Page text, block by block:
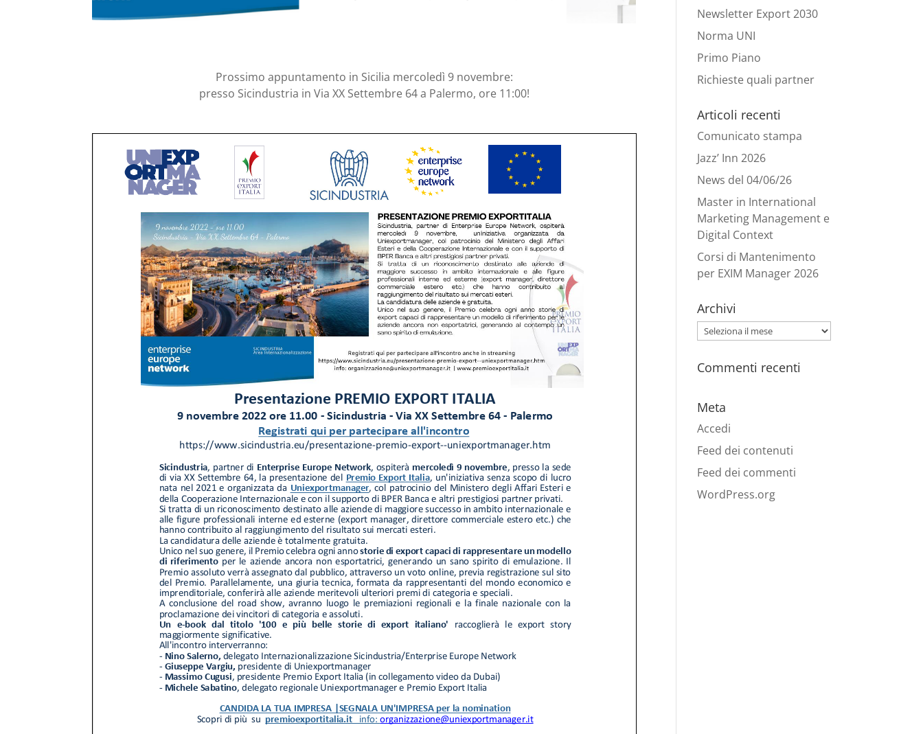
Prossimo appuntamento in Sicilia mercoledì 9 novembre:
presso Sicindustria in Via XX Settembre 64 a Palermo, ore 11:00!
Newsletter Export 2030
Norma UNI
Primo Piano
Richieste quali partner
Articoli recenti
Comunicato stampa
Jazz’ Inn 2026
News del 04/06/26
Master in International
Marketing Management e
Digital Context
Corsi di Mantenimento
per EXIM Manager 2026
Archivi
Archivi
Commenti recenti
Meta
Accedi
Feed dei contenuti
Feed dei commenti
WordPress.org